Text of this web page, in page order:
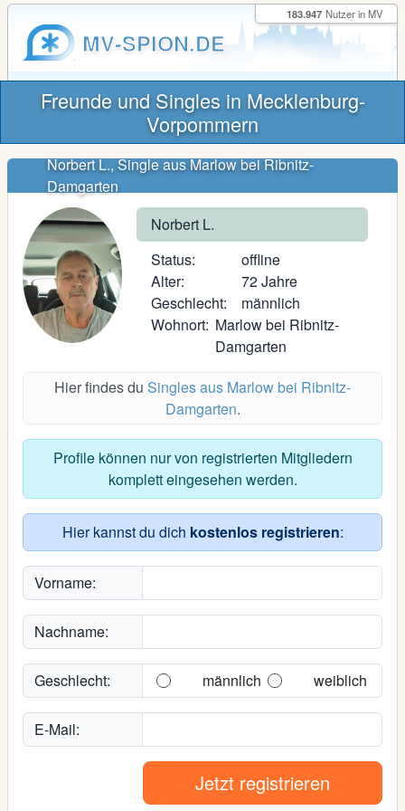
MV-SPION.DE
183.947 Nutzer in MV
Freunde und Singles in Mecklenburg-
Vorpommern
Norbert L., Single aus Marlow bei Ribnitz-
Damgarten
Norbert L.
Status:
offline
Alter:
72 Jahre
Geschlecht:
männlich
Wohnort: Marlow bei Ribnitz-
Damgarten
Hier findes du Singles aus Marlow bei Ribnitz-
Damgarten.
Profile können nur von registrierten Mitgliedern
komplett eingesehen werden.
Hier kannst du dich kostenlos registrieren:
Vorname:
Nachname:
Geschlecht: männlich weiblich
E-Mail:
Jetzt registrieren